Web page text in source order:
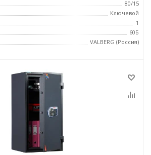
80/15
Ключевой
1
60Б
VALBERG (Россия)